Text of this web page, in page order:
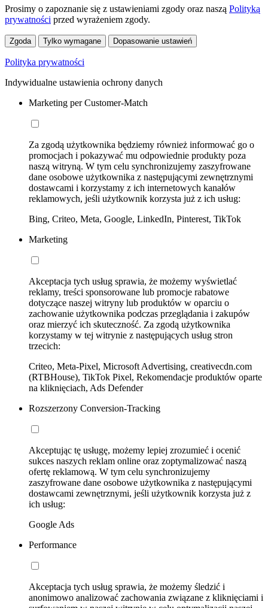
Prosimy o zapoznanie się z ustawieniami zgody oraz naszą Polityką
prywatności przed wyrażeniem zgody.
Zgoda Tylko wymagane Dopasowanie ustawień
Polityka prywatności
Indywidualne ustawienia ochrony danych
Marketing per Customer-Match
Za zgodą użytkownika będziemy również informować go o
promocjach i pokazywać mu odpowiednie produkty poza
naszą witryną. W tym celu synchronizujemy zaszyfrowane
dane osobowe użytkownika z następującymi zewnętrznymi
dostawcami i korzystamy z ich internetowych kanałów
reklamowych, jeśli użytkownik korzysta już z ich usług:
Bing, Criteo, Meta, Google, LinkedIn, Pinterest, TikTok
Marketing
Akceptacja tych usług sprawia, że możemy wyświetlać
reklamy, treści sponsorowane lub promocje rabatowe
dotyczące naszej witryny lub produktów w oparciu o
zachowanie użytkownika podczas przeglądania i zakupów
oraz mierzyć ich skuteczność. Za zgodą użytkownika
korzystamy w tej witrynie z następujących usług stron
trzecich:
Criteo, Meta-Pixel, Microsoft Advertising, creativecdn.com
(RTBHouse), TikTok Pixel, Rekomendacje produktów oparte
na kliknięciach, Ads Defender
Rozszerzony Conversion-Tracking
Akceptując tę usługę, możemy lepiej zrozumieć i ocenić
sukces naszych reklam online oraz zoptymalizować naszą
ofertę reklamową. W tym celu synchronizujemy
zaszyfrowane dane osobowe użytkownika z następującymi
dostawcami zewnętrznymi, jeśli użytkownik korzysta już z
ich usług:
Google Ads
Performance
Akceptacja tych usług sprawia, że możemy śledzić i
anonimowo analizować zachowania związane z kliknięciami i